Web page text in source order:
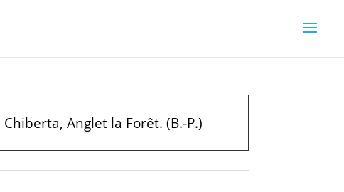
Chiberta, Anglet la Forêt. (B.-P.)